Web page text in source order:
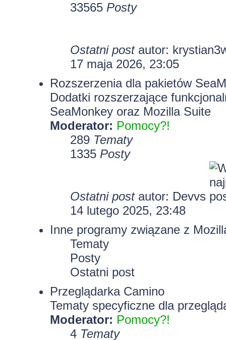
33565 Posty
Ostatni postautor:
17 maja 2026, 23:05
Rozszerzenia dla pakietów
Dodatki rozszerzające
SeaMonkey oraz Mozilla Suite
Moderator: Pomocy?!
289 Tematy
1335 Posty
Ostatni postautor: Devvs
14 lutego 2025, 23:48
Inne programy związane z
Tematy
Posty
Ostatni post
Przeglądarka Camino
Tematy specyficzne dla
Moderator: Pomocy?!
4 Tematy